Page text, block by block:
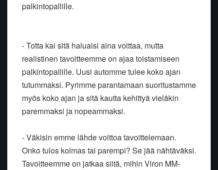
palkintopallille.
- Totta kai sitä haluaisi aina voittaa, mutta
realistinen tavoitteemme on ajaa toistamiseen
palkintopallille. Uusi automme tulee koko ajan
tutummaksi. Pyrimme parantamaan suoritustamme
myös koko ajan ja sitä kautta kehittyä vieläkin
paremmaksi ja nopeammaksi.
- Väkisin emme lähde voittoa tavoittelemaan.
Onko tulos kolmas tai parempi? Se jää nähtäväksi.
Tavoitteemme on jatkaa siitä, mihin Viron MM-